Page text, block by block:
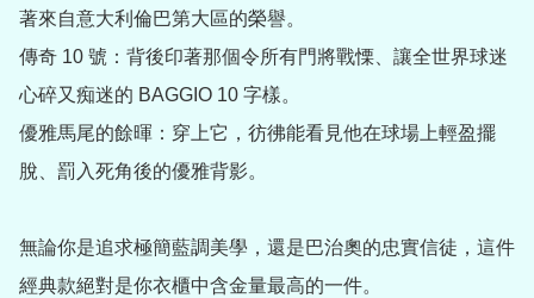
著來自意大利倫巴第大區的榮譽。
傳奇 10 號：背後印著那個令所有門將戰慄、讓全世界球迷
心碎又痴迷的 BAGGIO 10 字樣。
優雅馬尾的餘暉：穿上它，彷彿能看見他在球場上輕盈擺
脫、罰入死角後的優雅背影。
無論你是追求極簡藍調美學，還是巴治奧的忠實信徒，這件
經典款絕對是你衣櫃中含金量最高的一件。